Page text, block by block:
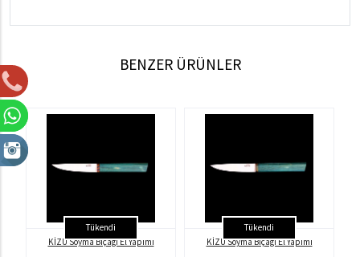
BENZER ÜRÜNLER
Tükendi
KİZU Soyma Bıçağı El Yapımı
Tükendi
KİZU Soyma Bıçağı El Yapımı